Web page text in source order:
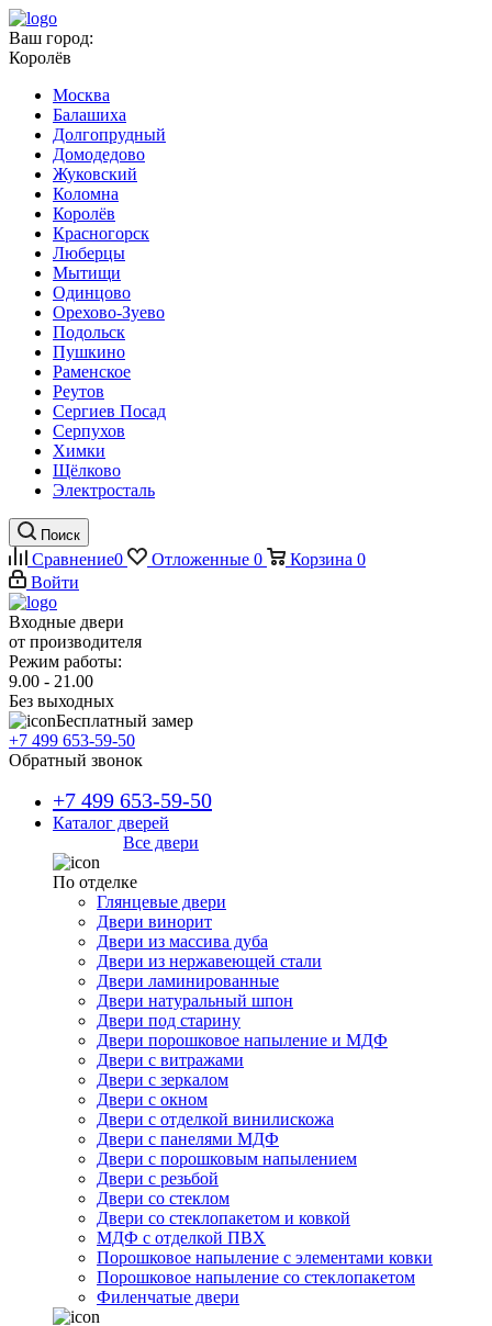
Ваш город:
Королёв
Москва
Балашиха
Долгопрудный
Домодедово
Жуковский
Коломна
Королёв
Красногорск
Люберцы
Мытищи
Одинцово
Орехово-Зуево
Подольск
Пушкино
Раменское
Реутов
Сергиев Посад
Серпухов
Химки
Щёлково
Электросталь
Поиск
Сравнение0 Отложенные 0 Корзина 0
Войти
Входные двери
от производителя
Режим работы:
9.00 - 21.00
Без выходных
Бесплатный замер
+7 499 653-59-50
Обратный звонок
+7 499 653-59-50
Каталог дверей
Все двери
По отделке
Глянцевые двери
Двери винорит
Двери из массива дуба
Двери из нержавеющей стали
Двери ламинированные
Двери натуральный шпон
Двери под старину
Двери порошковое напыление и МДФ
Двери с витражами
Двери с зеркалом
Двери с окном
Двери с отделкой винилискожа
Двери с панелями МДФ
Двери с порошковым напылением
Двери с резьбой
Двери со стеклом
Двери со стеклопакетом и ковкой
МДФ с отделкой ПВХ
Порошковое напыление с элементами ковки
Порошковое напыление со стеклопакетом
Филенчатые двери